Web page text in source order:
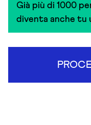
Già più di 1000
diventa anche tu